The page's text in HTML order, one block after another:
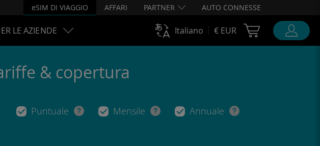
eSIM DI VIAGGIO AFFARI PARTNER AUTO CONNESSE
LE AZIENDE Italiano € EUR Cart Ubigi
& copertura
Puntuale Mensile Annuale